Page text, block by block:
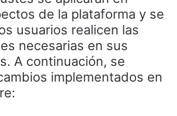
de la plataforma y se
usuarios realicen las
necesarias en sus
A continuación, se
implementados en